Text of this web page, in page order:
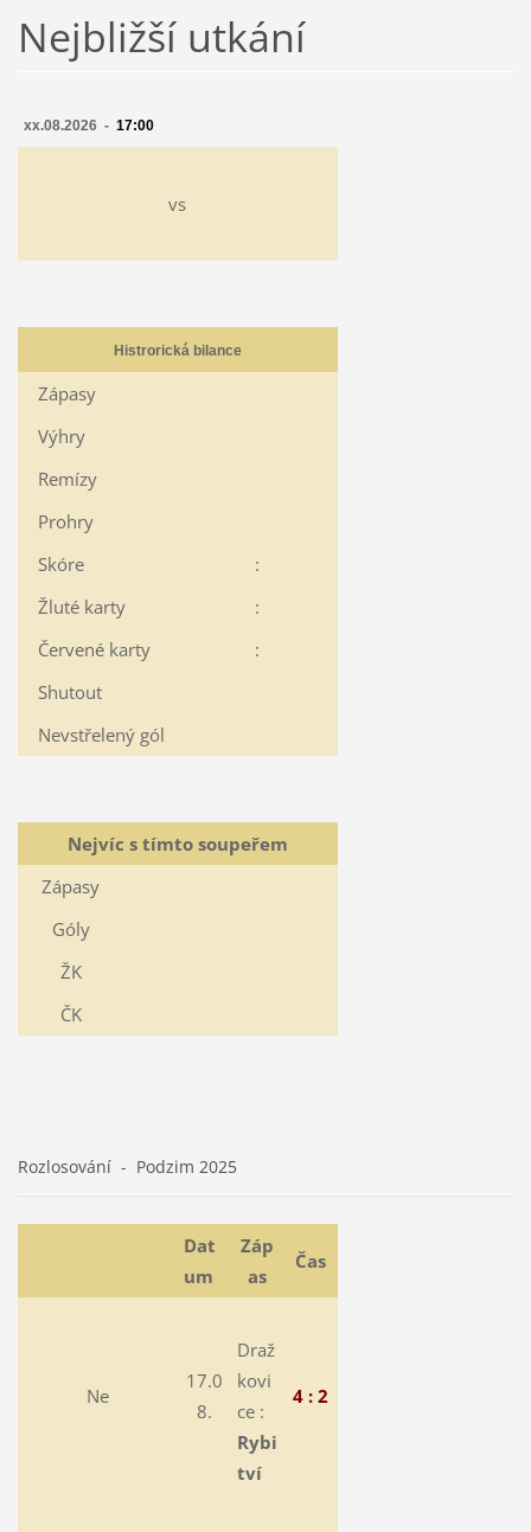
Nejbližší utkání
xx.08.2026 - 17:00
vs
Histrorická bilance
Zápasy
Výhry
Remízy
Prohry
Skóre
:
Žluté karty
:
Červené karty
:
Shutout
Nevstřelený gól
Nejvíc s tímto soupeřem
Zápasy
Góly
ŽK
ČK
Rozlosování - Podzim 2025
Dat
um
Záp
as
Čas
Ne
17.0
8.
Draž
kovi
ce :
Rybi
tví
4 : 2